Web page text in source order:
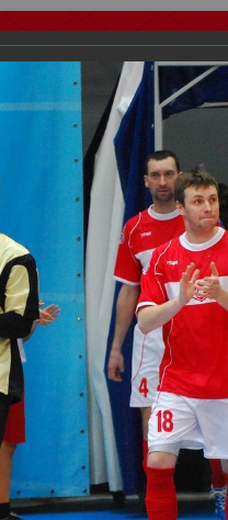
Видео Фанату Стадионы
> Награждения > Сезон 2012